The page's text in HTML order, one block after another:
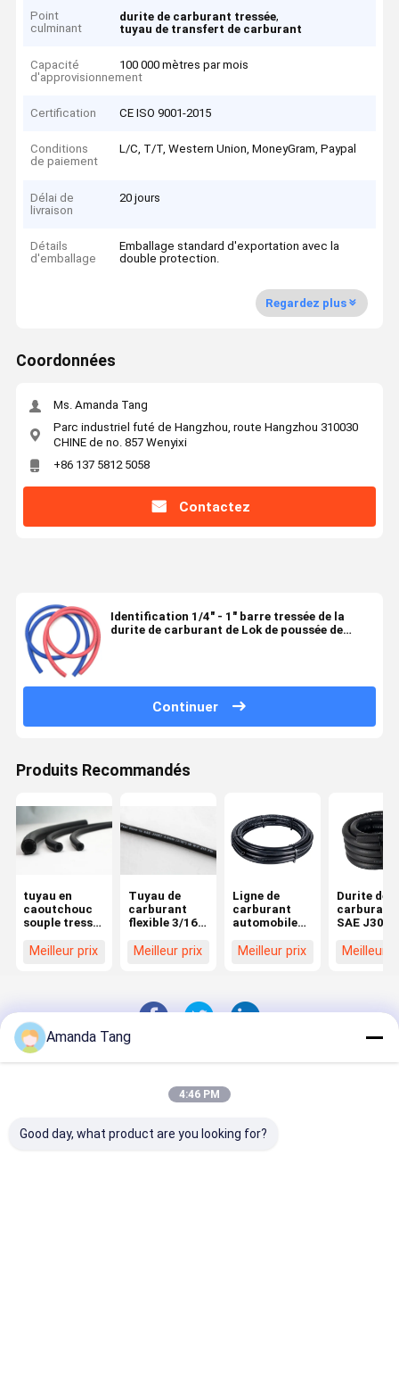
Point
culminant
durite de carburant tressée,
tuyau de transfert de carburant
Capacité
d'approvisionnement
100 000 mètres par mois
Certification CE ISO 9001-2015
Conditions
de paiement
L/C, T/T, Western Union, MoneyGram, Paypal
Délai de
livraison
20 jours
Détails
d'emballage
Emballage standard d'exportation avec la
double protection.
Regardez plus
Coordonnées
Ms. Amanda Tang
Parc industriel futé de Hangzhou, route Hangzhou 310030
CHINE de no. 857 Wenyixi
+86 137 5812 5058
Contactez
Identification 1/4" - 1" barre tressée de la
durite de carburant de Lok de poussée de
Continuer
Produits Recommandés
tuyau en
caoutchouc
souple tressé
Meilleur prix
Tuyau de
carburant
flexible 3/16
Meilleur prix
Ligne de
carburant
automobile
Meilleur prix
Durite de
carburant
SAE
diesel et
Meilleur
nous
nous
Site
la vie privée
2026 Hangzhou Paishun Rubber & Plastic Co., Ltd. All Rights
Reserved.
Amanda Tang
4:46 PM
Good day, what product are you looking for?